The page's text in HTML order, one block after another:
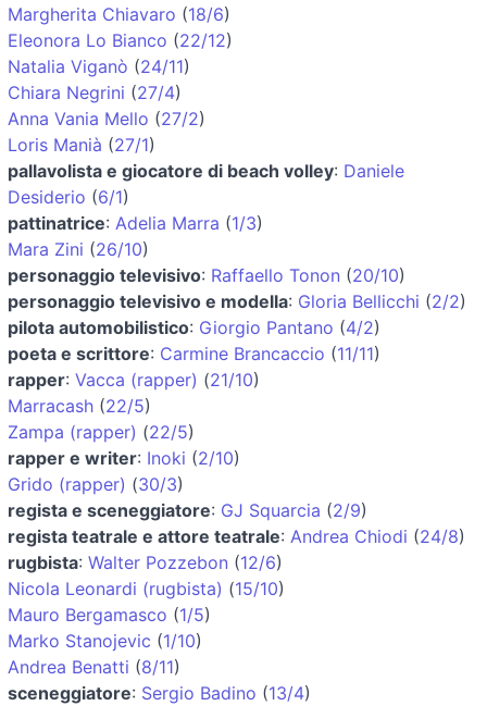
Margherita Chiavaro (18/6)
Eleonora Lo Bianco (22/12)
Natalia Viganò (24/11)
Chiara Negrini (27/4)
Anna Vania Mello (27/2)
Loris Manià (27/1)
pallavolista e giocatore di beach volley: Daniele
Desiderio (6/1)
pattinatrice: Adelia Marra (1/3)
Mara Zini (26/10)
personaggio televisivo: Raffaello Tonon (20/10)
personaggio televisivo e modella: Gloria Bellicchi (2/2)
pilota automobilistico: Giorgio Pantano (4/2)
poeta e scrittore: Carmine Brancaccio (11/11)
rapper: Vacca (rapper) (21/10)
Marracash (22/5)
Zampa (rapper) (22/5)
rapper e writer: Inoki (2/10)
Grido (rapper) (30/3)
regista e sceneggiatore: GJ Squarcia (2/9)
regista teatrale e attore teatrale: Andrea Chiodi (24/8)
rugbista: Walter Pozzebon (12/6)
Nicola Leonardi (rugbista) (15/10)
Mauro Bergamasco (1/5)
Marko Stanojevic (1/10)
Andrea Benatti (8/11)
sceneggiatore: Sergio Badino (13/4)